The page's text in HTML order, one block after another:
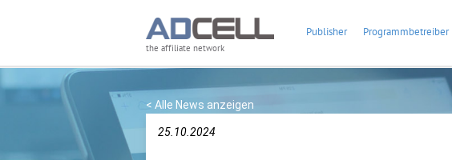
the affiliate network
Publisher Programmbetreiber
< Alle News anzeigen
25.10.2024